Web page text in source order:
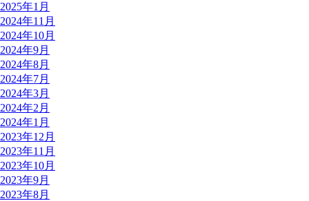
2025年1月
2024年11月
2024年10月
2024年9月
2024年8月
2024年7月
2024年3月
2024年2月
2024年1月
2023年12月
2023年11月
2023年10月
2023年9月
2023年8月